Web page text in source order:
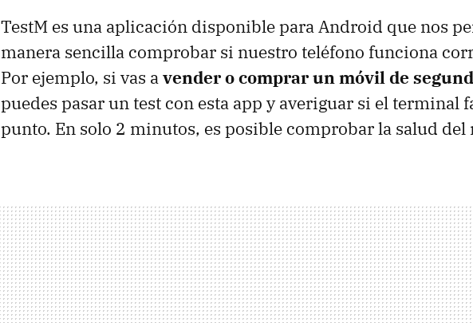
TestM es una aplicación disponible para Android que nos
manera sencilla comprobar si nuestro teléfono funciona
Por ejemplo, si vas avender o comprar un móvil de
puedes pasar un test con esta app y averiguar si el terminal
punto. En solo 2 minutos, es posible comprobar la salud del